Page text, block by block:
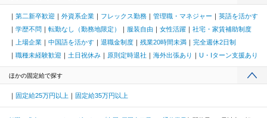
第二新卒歓迎 外資系企業 フレックス勤務 管理職・マネジャー
英語を活かす
学歴不問
転勤なし（勤務地限定） 服装自由 女性活躍
社宅・家賃補助制度
上場企業
中国語を活かす 退職金制度 残業20時間未満
完全週休2日制
職種未経験歓迎
土日祝休み 原則定時退社 海外出張あり U・Iターン支援あり
ほかの固定給で探す
固定給25万円以上 固定給35万円以上